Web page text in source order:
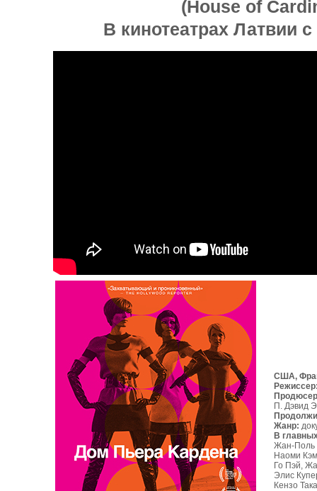
(House of
В кинотеатрах Латвии с
США,
П. Дэвид
Жанр:
В
Жан-Поль
Наоми
Го Пэй,
Элис
Кензо